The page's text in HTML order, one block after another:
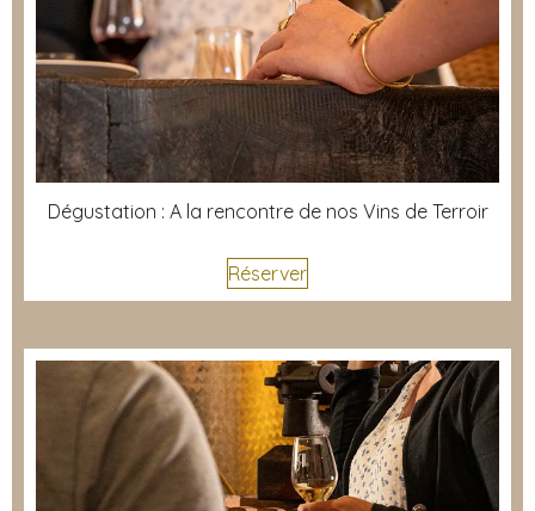
Dégustation : A la rencontre de nos Vins de Terroir
Réserver